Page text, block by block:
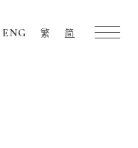
ENG 繁 简